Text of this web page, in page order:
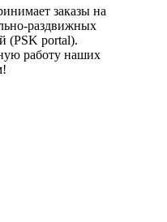
заказы на
раздвижных
(PSK portal).
работу наших